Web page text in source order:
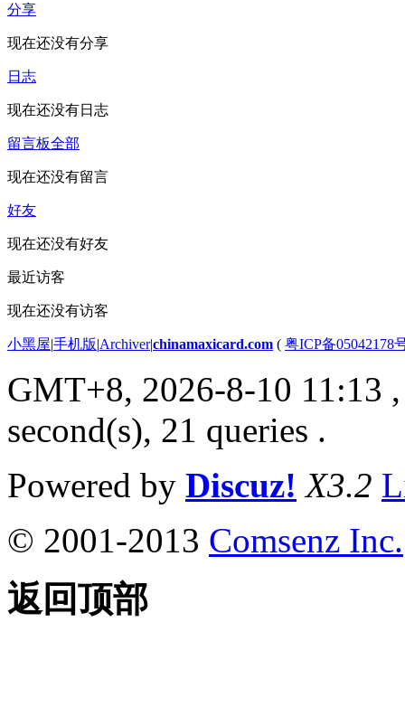
分享
现在还没有分享
日志
现在还没有日志
留言板全部
现在还没有留言
好友
现在还没有好友
最近访客
现在还没有访客
小黑屋|手机版|Archiver|chinamaxicard.com ( 粤ICP备05042178
GMT+8, 2026-8-10 11:13
second(s), 21 queries .
Powered by Discuz! X3.2
© 2001-2013 Comsenz Inc.
返回顶部